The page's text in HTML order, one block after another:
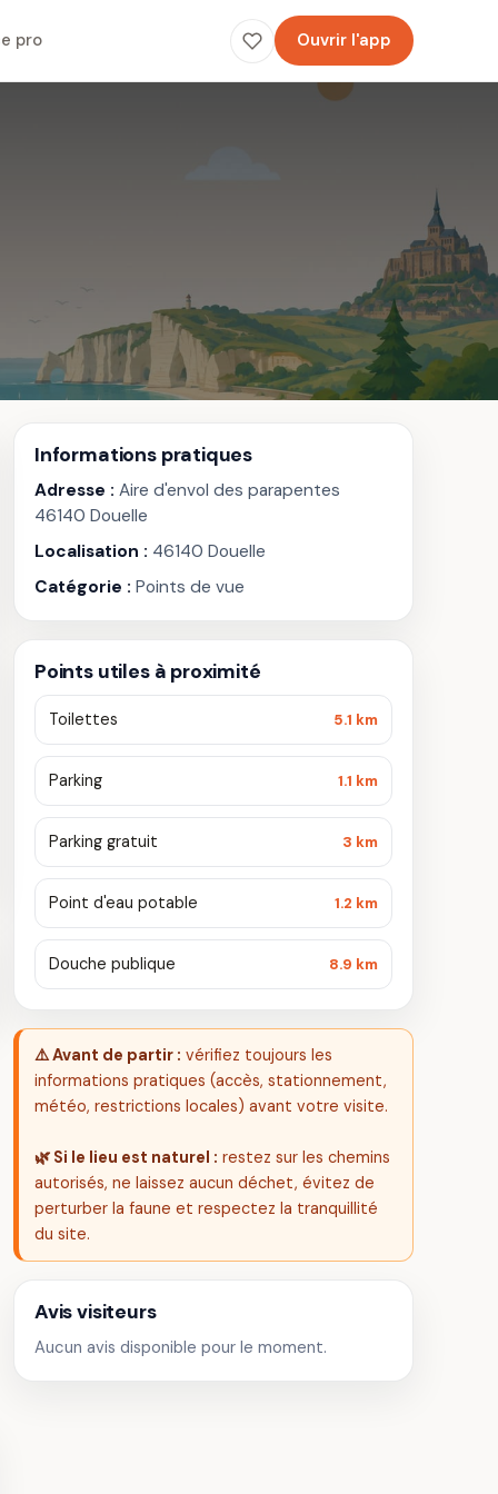
pro Ouvrir l'app
Informations pratiques
Adresse : Aire d'envol des parapentes
46140 Douelle
Localisation : 46140 Douelle
Catégorie : Points de vue
Points utiles à proximité
Toilettes 5.1 km
Parking 1.1 km
Parking gratuit 3 km
Point d'eau potable 1.2 km
Douche publique 8.9 km
⚠️ Avant de partir : vérifiez toujours les
informations pratiques (accès, stationnement,
météo, restrictions locales) avant votre visite.
🌿 Si le lieu est naturel : restez sur les chemins
autorisés, ne laissez aucun déchet, évitez de
perturber la faune et respectez la tranquillité
du site.
Avis visiteurs
Aucun avis disponible pour le moment.